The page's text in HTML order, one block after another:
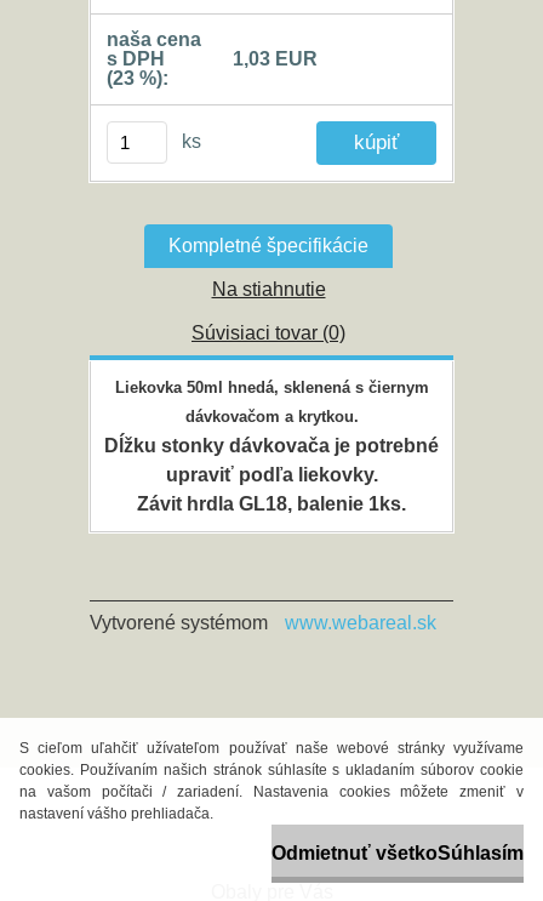
S cieľom uľahčiť užívateľom používať naše webové stránky využívame
cookies. Používaním našich stránok súhlasíte s ukladaním súborov cookie
na vašom počítači / zariadení. Nastavenia cookies môžete zmeniť v
nastavení vášho prehliadača.
Odmietnuť všetkoSúhlasím
naša cena
s DPH
(23 %):
1,03 EUR
ks
Kompletné špecifikácie
Na stiahnutie
Súvisiaci tovar (0)
Liekovka 50ml hnedá, sklenená s čiernym
dávkovačom a krytkou.
Dĺžku stonky dávkovača je potrebné
upraviť podľa liekovky.
Závit hrdla GL18, balenie 1ks.
Vytvorené systémom www.webareal.sk